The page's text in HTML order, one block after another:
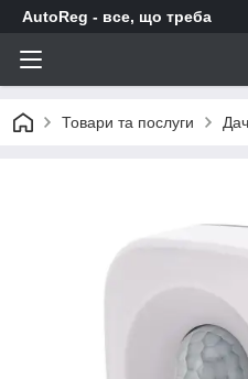
AutoReg - все, що треба
Товари та послуги